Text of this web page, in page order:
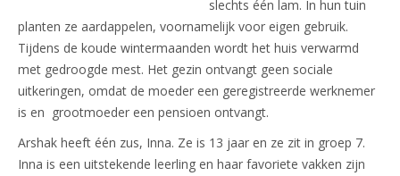
slechts één lam. In hun tuin
planten ze aardappelen, voornamelijk voor eigen gebruik.
Tijdens de koude wintermaanden wordt het huis verwarmd
met gedroogde mest. Het gezin ontvangt geen sociale
uitkeringen, omdat de moeder een geregistreerde werknemer
is en grootmoeder een pensioen ontvangt.
Arshak heeft één zus, Inna. Ze is 13 jaar en ze zit in groep 7.
Inna is een uitstekende leerling en haar favoriete vakken zijn